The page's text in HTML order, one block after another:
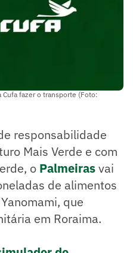
Cufa fazer o transporte (Foto:
responsabilidade
Mais Verde e com
o Palmeirasvai
de alimentos
que
em Roraima.